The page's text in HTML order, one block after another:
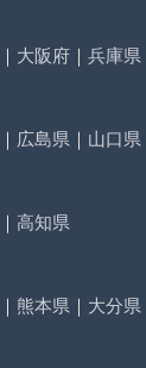
｜ 大阪府 ｜ 兵庫県
｜ 広島県 ｜ 山口県
｜ 高知県
｜ 熊本県 ｜ 大分県